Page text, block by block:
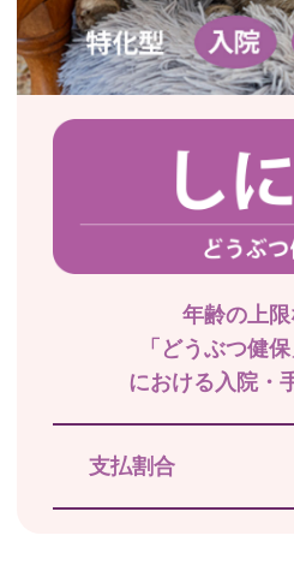
年齢の上限
「どうぶつ健
における入院・
支払割合